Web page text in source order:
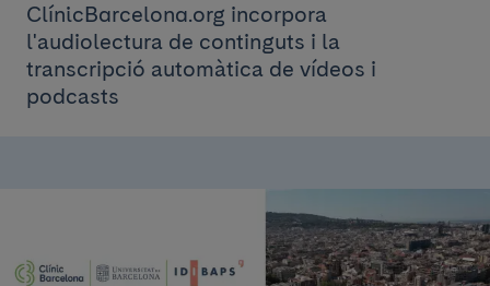
ClínicBarcelona.org incorpora
l'audiolectura de continguts i la
transcripció automàtica de vídeos i
podcasts